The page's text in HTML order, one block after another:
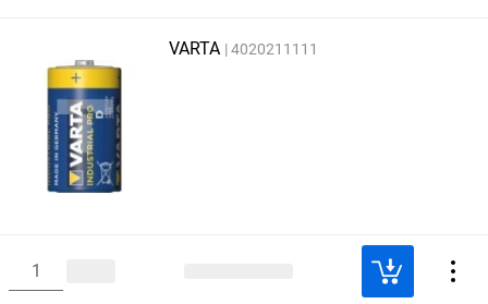
VARTA 4020211111